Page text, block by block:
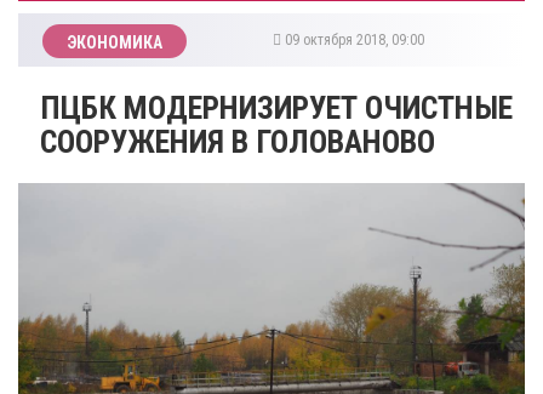
ЭКОНОМИКА 09 октября 2018, 09:00
ПЦБК МОДЕРНИЗИРУЕТ ОЧИСТНЫЕ
СООРУЖЕНИЯ В ГОЛОВАНОВО